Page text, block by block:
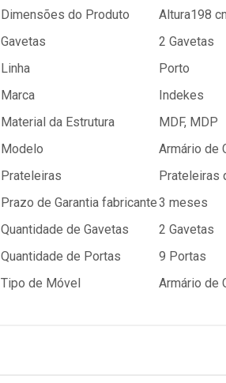
Dimensões do Produto
Altura198
Gavetas
2 Gavetas
Linha
Porto
Marca
Indekes
Material da Estrutura
MDF, MDP
Modelo
Armário de
Prateleiras
Prateleiras
Prazo de Garantia fabricante3 meses
Quantidade de Gavetas
2 Gavetas
Quantidade de Portas
9 Portas
Tipo de Móvel
Armário de